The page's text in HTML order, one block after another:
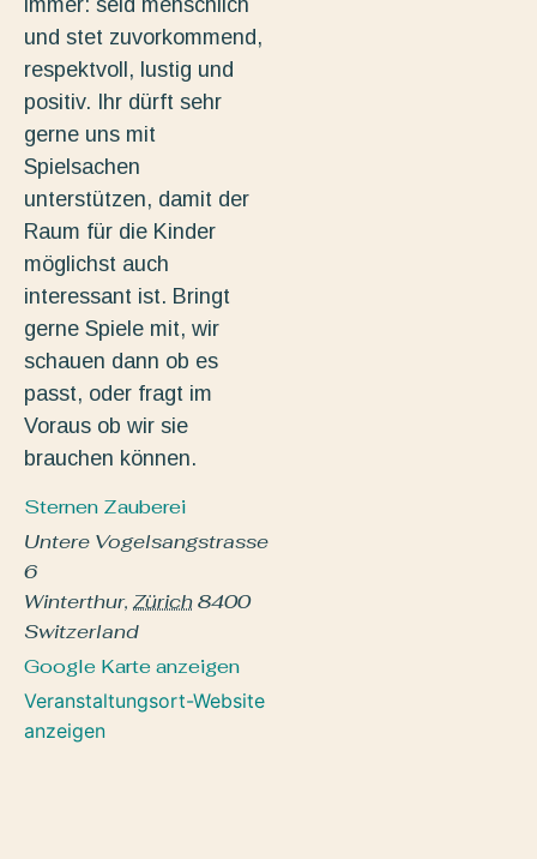
und stet zuvorkommend,
respektvoll, lustig und
positiv. Ihr dürft sehr
gerne uns mit
Spielsachen
unterstützen, damit der
Raum für die Kinder
möglichst auch
interessant ist. Bringt
gerne Spiele mit, wir
schauen dann ob es
passt, oder fragt im
Voraus ob wir sie
brauchen können.
Sternen Zauberei
Untere Vogelsangstrasse
6
Winterthur, Zürich8400
Switzerland
Google Karte anzeigen
Veranstaltungsort-Website
anzeigen